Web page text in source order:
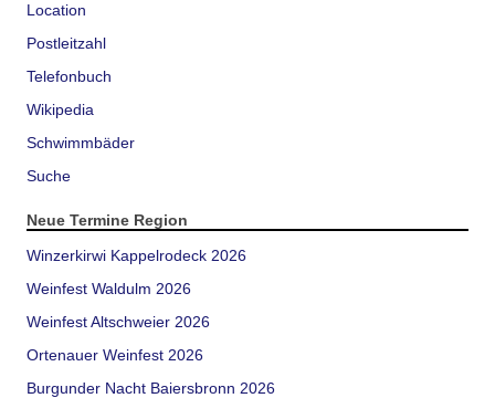
Location
Postleitzahl
Telefonbuch
Wikipedia
Schwimmbäder
Suche
Neue Termine Region
Winzerkirwi Kappelrodeck 2026
Weinfest Waldulm 2026
Weinfest Altschweier 2026
Ortenauer Weinfest 2026
Burgunder Nacht Baiersbronn 2026